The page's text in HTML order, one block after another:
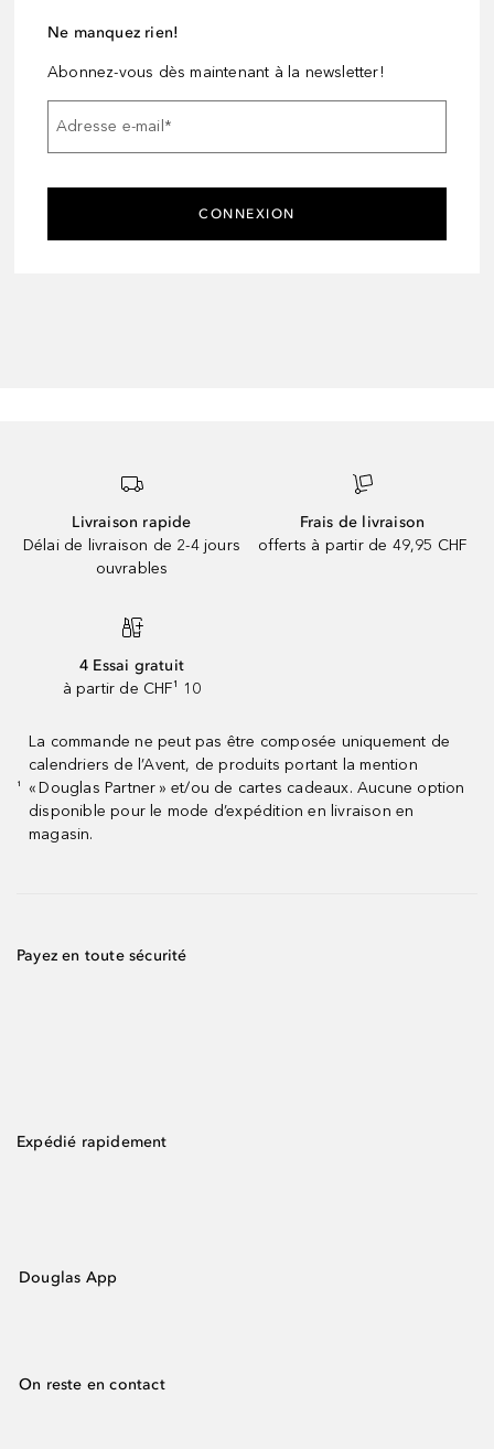
Ne manquez rien!
Abonnez-vous dès maintenant à la newsletter!
Adresse e-mail*
CONNEXION
Livraison rapide
Délai de livraison de 2-4 jours
ouvrables
Frais de livraison
offerts à partir de 49,95 CHF
4 Essai gratuit
à partir de CHF¹ 10
¹
La commande ne peut pas être composée uniquement de
calendriers de l’Avent, de produits portant la mention
« Douglas Partner » et/ou de cartes cadeaux. Aucune option
disponible pour le mode d’expédition en livraison en
magasin.
Payez en toute sécurité
Expédié rapidement
Douglas App
On reste en contact